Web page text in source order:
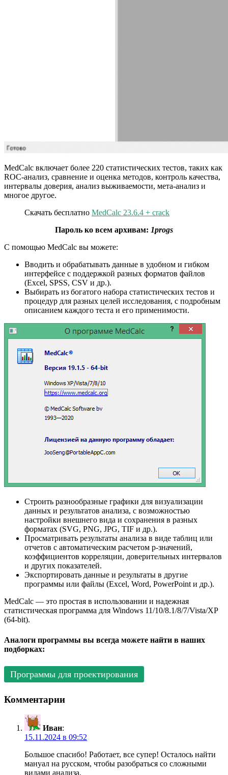
MedCalc включает более 220 статистических тестов, таких как
ROC-анализ, сравнение и оценка методов, контроль качества,
интервалы доверия, анализ выживаемости, мета-анализ и
многое другое.
Скачать бесплатно MedCalc 23.6.4 + crack
Пароль ко всем архивам: 1progs
С помощью MedCalc вы можете:
Вводить и обрабатывать данные в удобном и гибком
интерфейсе с поддержкой разных форматов файлов
(Excel, SPSS, CSV и др.).
Выбирать из богатого набора статистических тестов и
процедур для разных целей исследования, с подробным
описанием каждого теста и его применимости.
Строить разнообразные графики для визуализации
данных и результатов анализа, с возможностью
настройки внешнего вида и сохранения в разных
форматах (SVG, PNG, JPG, TIF и др.).
Просматривать результаты анализа в виде таблиц или
отчетов с автоматическим расчетом p-значений,
коэффициентов корреляции, доверительных интервалов
и других показателей.
Экспортировать данные и результаты в другие
программы или файлы (Excel, Word, PowerPoint и др.).
MedCalc — это простая в использовании и надежная
статистическая программа для Windows 11/10/8.1/8/7/Vista/XP
(64-bit).
Аналоги программы вы всегда можете найти в наших
подборках:
Программы для проектирования
Комментарии
Иван:
15.11.2024 в 09:52
Большое спасибо! Работает, все супер! Осталось найти
мануал на русском, чтобы разобраться со сложными
видами анализа.